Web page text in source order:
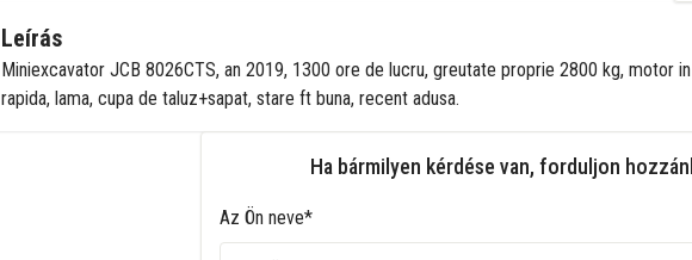
Leírás
Miniexcavator JCB 8026CTS, an 2019, 1300 ore de lucru, greutate proprie 2800 kg, motor
rapida, lama, cupa de taluz+sapat, stare ft buna, recent adusa.
Ha bármilyen kérdése van, forduljon
Az Ön neve*